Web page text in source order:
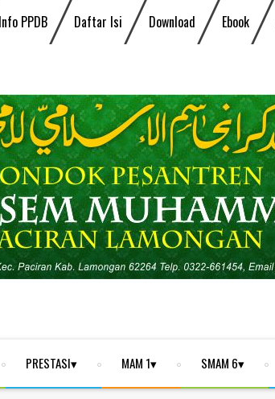
Info PPDB Daftar Isi Download Ebook
PRESTASI MAM 1 SMAM 6